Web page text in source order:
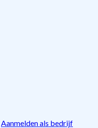
Aanmelden als bedrijf